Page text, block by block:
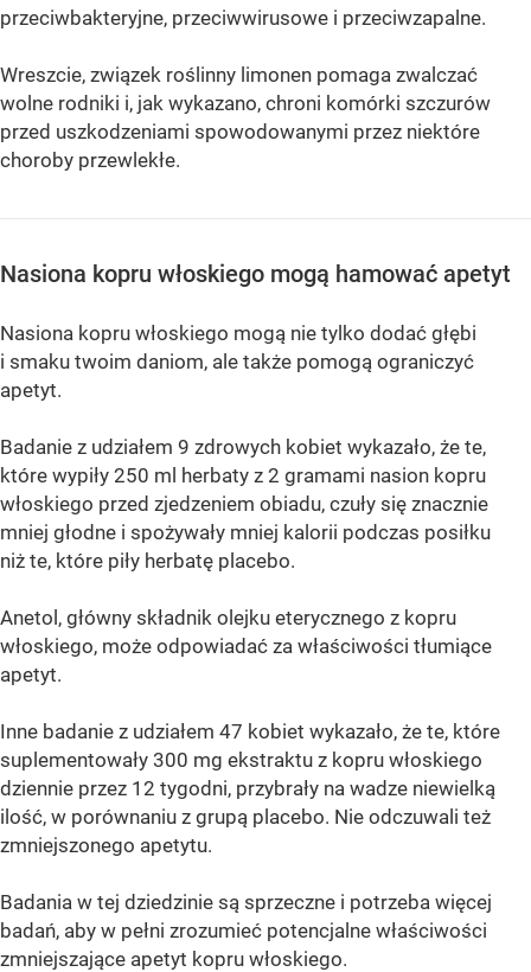
przeciwbakteryjne, przeciwwirusowe i przeciwzapalne.
Wreszcie, związek roślinny limonen pomaga zwalczać
wolne rodniki i, jak wykazano, chroni komórki szczurów
przed uszkodzeniami spowodowanymi przez niektóre
choroby przewlekłe.
Nasiona kopru włoskiego mogą hamować apetyt
Nasiona kopru włoskiego mogą nie tylko dodać głębi
i smaku twoim daniom, ale także pomogą ograniczyć
apetyt.
Badanie z udziałem 9 zdrowych kobiet wykazało, że te,
które wypiły 250 ml herbaty z 2 gramami nasion kopru
włoskiego przed zjedzeniem obiadu, czuły się znacznie
mniej głodne i spożywały mniej kalorii podczas posiłku
niż te, które piły herbatę placebo.
Anetol, główny składnik olejku eterycznego z kopru
włoskiego, może odpowiadać za właściwości tłumiące
apetyt.
Inne badanie z udziałem 47 kobiet wykazało, że te, które
suplementowały 300 mg ekstraktu z kopru włoskiego
dziennie przez 12 tygodni, przybrały na wadze niewielką
ilość, w porównaniu z grupą placebo. Nie odczuwali też
zmniejszonego apetytu.
Badania w tej dziedzinie są sprzeczne i potrzeba więcej
badań, aby w pełni zrozumieć potencjalne właściwości
zmniejszające apetyt kopru włoskiego.